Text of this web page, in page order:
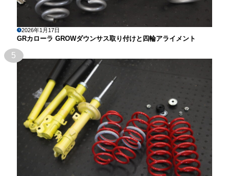
2026年1月17日
GRカローラ GROWダウンサス取り付けと四輪アライメント
5